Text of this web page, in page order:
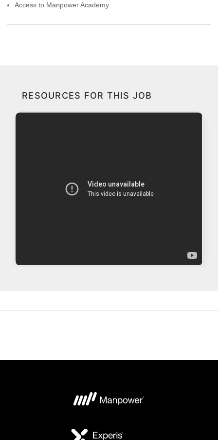
Access to Manpower Academy
RESOURCES FOR THIS JOB